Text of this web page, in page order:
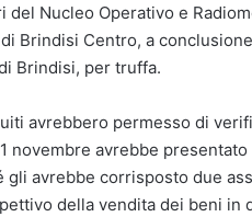
del Nucleo Operativo e
Brindisi Centro, a
Brindisi, per truffa.
avrebbero permesso di
novembre avrebbe
gli avrebbe corrisposto due
della vendita dei beni in